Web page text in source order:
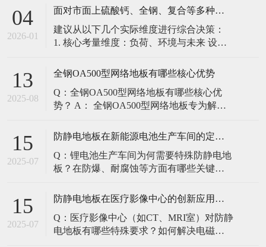
修，是保障其长期可靠的关键。 1. 建立分
由值班工程师执行）： 观： 巡检时观察地
面有无明显的水渍、油污或其它液体泼
04
2026-01
面对市面上硫酸钙、全钢、复合等多种类型的机房防静电地板，我们该如何科学选型？除了预算，更应该从哪些实际维度进行考量，以避免“过度配置”或“配置不足”？
建议从以下几个实际维度进行综合决策：
1. 核心考量维度：负荷、环境与未来 设备
您必须计算机房规划区域内最重设备的单
点载荷（通常指服务器机柜的支脚压
力）。 轻型机房（标准服务器/网络柜）：
单点载荷通常在1960N，主流的优质复合地
13
2025-08
全钢OA500型网络地板有哪些核心优势
Q：全钢OA500型网络地板有哪些核心优
势？ A： 全钢OA500型网络地板专为解决
以下核心优势： 高强度结构：采用优质冷
轧钢板拉伸焊接成型，表面磷化后静电喷
塑，防锈耐磨，承重性能优异。 便捷布
线：配套活动线槽板设计，可轻松掀起盖
15
2025-07
防静电地板在新能源电池生产车间的定制化解决方案
Q：锂电池生产车间为何需要特殊防静电地
板？在防爆、耐腐蚀等方面有哪些关键技
环境并存的特殊场景，需要全方位防护方
境要求 • 防爆等级：Ex IIB T4（ATEX认
证） • 静电泄放速度：<0.
15
2025-07
防静电地板在医疗影像中心的创新应用方案
Q：医疗影像中心（如CT、MRI室）对防静
电地板有哪些特殊要求？如何解决电磁干